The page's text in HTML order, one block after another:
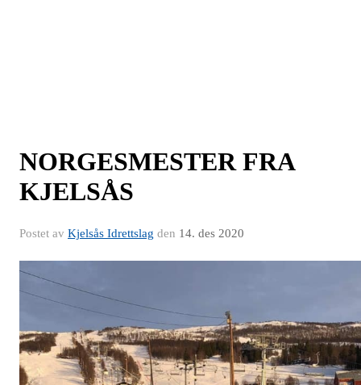
NORGESMESTER FRA
KJELSÅS
Postet av Kjelsås Idrettslag den 14. des 2020